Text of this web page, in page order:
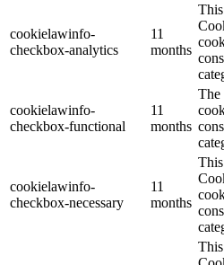
cookielawinfo-
checkbox-analytics
11
months
cookielawinfo-
checkbox-functional
11
months
The
cookielawinfo-
checkbox-necessary
11
months